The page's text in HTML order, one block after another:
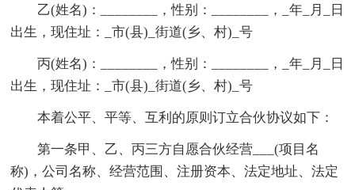
乙(姓名)：________，性别：________，_年_月_日
出生，现住址：_市(县)_街道(乡、村)_号
丙(姓名)：________，性别：________，_年_月_日
出生，现住址：_市(县)_街道(乡、村)_号
本着公平、平等、互利的原则订立合伙协议如下：
第一条甲、乙、丙三方自愿合伙经营___(项目名
称)，公司名称、经营范围、注册资本、法定地址、法定